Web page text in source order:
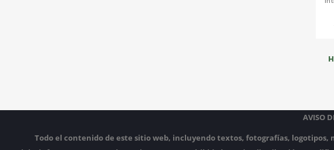
AVISO
Todo el contenido de este sitio web, incluyendo textos, fotografías,